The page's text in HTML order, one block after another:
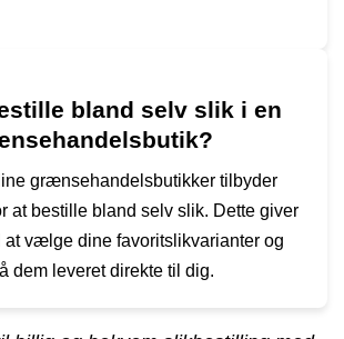
bland selv slik i en
grænsehandelsbutikker tilbyder
at bestille bland selv slik. Dette giver
at vælge dine favoritslikvarianter og
dem leveret direkte til dig.